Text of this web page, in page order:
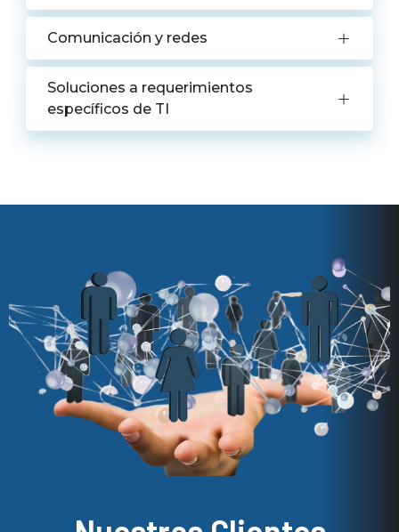
Comunicación y redes
Soluciones a requerimientos
específicos de TI